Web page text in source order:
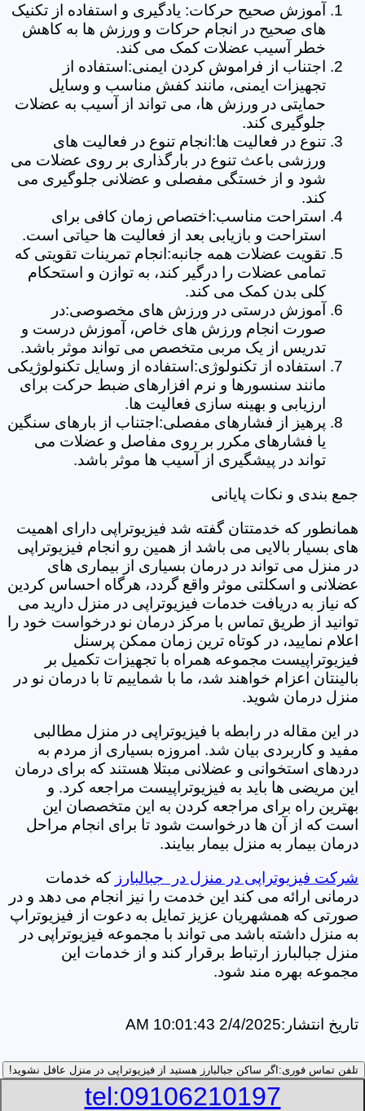
آموزش صحیح حرکات: یادگیری و استفاده از تکنیک
های صحیح در انجام حرکات و ورزش ها به کاهش
خطر آسیب عضلات کمک می کند.
اجتناب از فراموش کردن ایمنی:استفاده از
تجهیزات ایمنی، مانند کفش مناسب و وسایل
حمایتی در ورزش ها، می تواند از آسیب به عضلات
جلوگیری کند.
تنوع در فعالیت ها:انجام تنوع در فعالیت های
ورزشی باعث تنوع در بارگذاری بر روی عضلات می
شود و از خستگی مفصلی و عضلانی جلوگیری می
کند.
استراحت مناسب:اختصاص زمان کافی برای
استراحت و بازیابی بعد از فعالیت ها حیاتی است.
تقویت عضلات همه جانبه:انجام تمرینات تقویتی که
تمامی عضلات را درگیر کند، به توازن و استحکام
کلی بدن کمک می کند.
آموزش درستی در ورزش های مخصوصی:در
صورت انجام ورزش های خاص، آموزش درست و
تدریس از یک مربی متخصص می تواند موثر باشد.
استفاده از تکنولوژی:استفاده از وسایل تکنولوژیکی
مانند سنسورها و نرم افزارهای ضبط حرکت برای
ارزیابی و بهینه سازی فعالیت ها.
پرهیز از فشارهای مفصلی:اجتناب از بارهای سنگین
یا فشارهای مکرر بر روی مفاصل و عضلات می
تواند در پیشگیری از آسیب ها موثر باشد.
جمع بندی و نکات پایانی
همانطور که خدمتتان گفته شد فیزیوتراپی دارای اهمیت
های بسیار بالایی می باشد از همین رو انجام فیزیوتراپی
در منزل می تواند در درمان بسیاری از بیماری های
عضلانی و اسکلتی موثر واقع گردد، هرگاه احساس کردین
که نیاز به دریافت خدمات فیزیوتراپی در منزل دارید می
توانید از طریق تماس با مرکز درمان نو درخواست خود را
اعلام نمایید، در کوتاه ترین زمان ممکن پرسنل
فیزیوتراپیست مجموعه همراه با تجهیزات تکمیل بر
بالینتان اعزام خواهند شد، ما با شماییم تا با درمان نو در
منزل درمان شوید.
در این مقاله در رابطه با فیزیوتراپی در منزل مطالبی
مفید و کاربردی بیان شد. امروزه بسیاری از مردم به
دردهای استخوانی و عضلانی مبتلا هستند که برای درمان
این مریضی ها باید به فیزیوتراپیست مراجعه کرد. و
بهترین راه برای مراجعه کردن به این متخصصان این
است که از آن ها درخواست شود تا برای انجام مراحل
درمان بیمار به منزل بیمار بیایند.
شرکت فیزیوتراپی در منزل در جبالبارز که خدمات
درمانی ارائه می کند این خدمت را نیز انجام می دهد و در
صورتی که همشهریان عزیز تمایل به دعوت از فیزیوتراپ
به منزل داشته باشد می تواند با مجموعه فیزیوتراپی در
منزل جبالبارز ارتباط برقرار کند و از خدمات این
مجموعه بهره مند شود.
تاریخ انتشار:2/4/2025 10:01:43 AM
تلفن تماس فوری: اگر ساکن جبالبارز هستید از فیزیوتراپی در منزل عافل نشوید!
tel:09106210197